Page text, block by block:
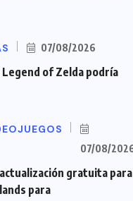
07/08/2026
Legend of Zelda podría
07/08/
gratuita para
para